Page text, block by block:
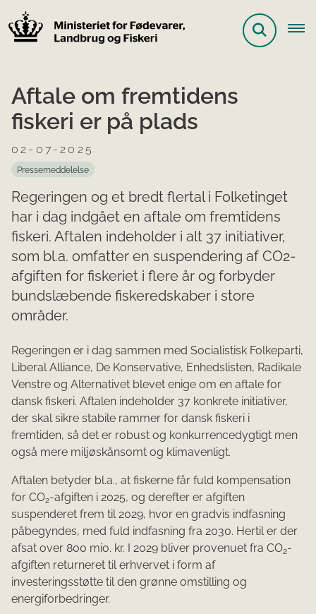
Aftale om fremtidens
fiskeri er på plads
02-07-2025
Pressemeddelelse
Regeringen og et bredt flertal i Folketinget
har i dag indgået en aftale om fremtidens
fiskeri. Aftalen indeholder i alt 37 initiativer,
som bl.a. omfatter en suspendering af CO2-
afgiften for fiskeriet i flere år og forbyder
bundslæbende fiskeredskaber i store
områder.
Regeringen er i dag sammen med Socialistisk Folkeparti,
Liberal Alliance, De Konservative, Enhedslisten, Radikale
Venstre og Alternativet blevet enige om en aftale for
dansk fiskeri. Aftalen indeholder 37 konkrete initiativer,
der skal sikre stabile rammer for dansk fiskeri i
fremtiden, så det er robust og konkurrencedygtigt men
også mere miljøskånsomt og klimavenligt.
Aftalen betyder bl.a., at fiskerne får fuld kompensation
for CO2-afgiften i 2025, og derefter er afgiften
suspenderet frem til 2029, hvor en gradvis indfasning
påbegyndes, med fuld indfasning fra 2030. Hertil er der
afsat over 800 mio. kr. I 2029 bliver provenuet fra CO2-
afgiften returneret til erhvervet i form af
investeringsstøtte til den grønne omstilling og
energiforbedringer.